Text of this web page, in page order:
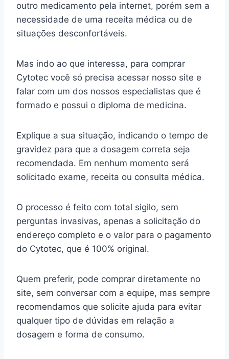
outro medicamento pela internet, porém sem a
necessidade de uma receita médica ou de
situações desconfortáveis.
Mas indo ao que interessa, para comprar
Cytotec você só precisa acessar nosso site e
falar com um dos nossos especialistas que é
formado e possui o diploma de medicina.
Explique a sua situação, indicando o tempo de
gravidez para que a dosagem correta seja
recomendada. Em nenhum momento será
solicitado exame, receita ou consulta médica.
O processo é feito com total sigilo, sem
perguntas invasivas, apenas a solicitação do
endereço completo e o valor para o pagamento
do Cytotec, que é 100% original.
Quem preferir, pode comprar diretamente no
site, sem conversar com a equipe, mas sempre
recomendamos que solicite ajuda para evitar
qualquer tipo de dúvidas em relação a
dosagem e forma de consumo.